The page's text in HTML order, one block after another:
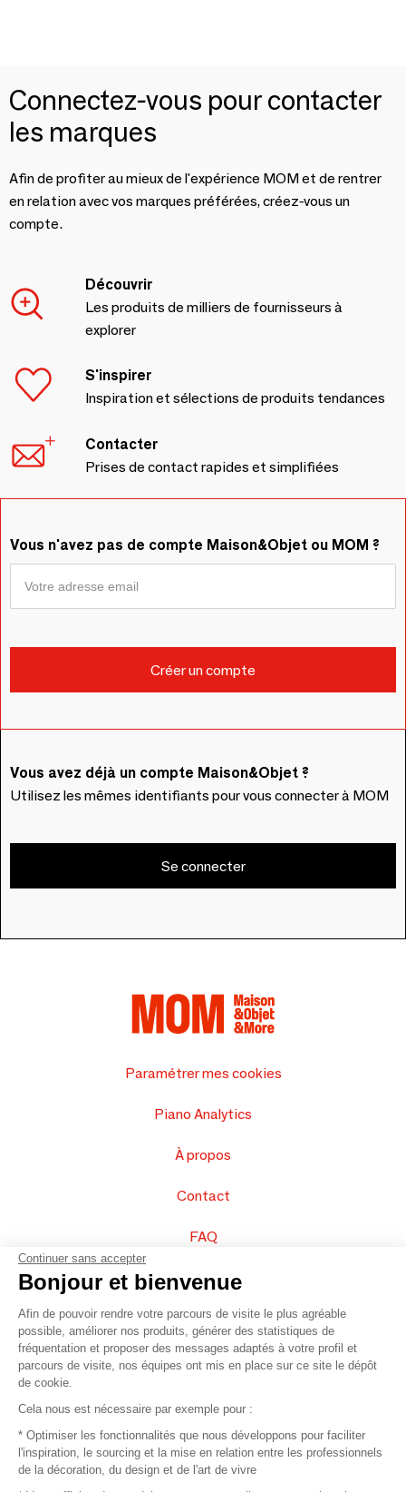
Connectez-vous pour contacter
les marques
Afin de profiter au mieux de l'expérience MOM et de rentrer
en relation avec vos marques préférées, créez-vous un
compte.
Découvrir
Les produits de milliers de fournisseurs à
explorer
S'inspirer
Inspiration et sélections de produits tendances
Contacter
Prises de contact rapides et simplifiées
Vous n'avez pas de compte Maison&Objet ou MOM ?
Vous avez déjà un compte Maison&Objet ?
Utilisez les mêmes identifiants pour vous connecter à MOM
Se connecter
Paramétrer mes cookies
Piano Analytics
À propos
Contact
FAQ
Vendez vos produits
Plan du site
© 2016 –Organisation SAFI
Recrutement
Continuer sans accepter
Bonjour et bienvenue
Afin de pouvoir rendre votre parcours de visite le plus agréable
possible, améliorer nos produits, générer des statistiques de
fréquentation et proposer des messages adaptés à votre profil et
parcours de visite, nos équipes ont mis en place sur ce site le dépôt
de cookie.
Cela nous est nécessaire par exemple pour :
* Optimiser les fonctionnalités que nous développons pour faciliter
l'inspiration, le sourcing et la mise en relation entre les professionnels
de la décoration, du design et de l'art de vivre